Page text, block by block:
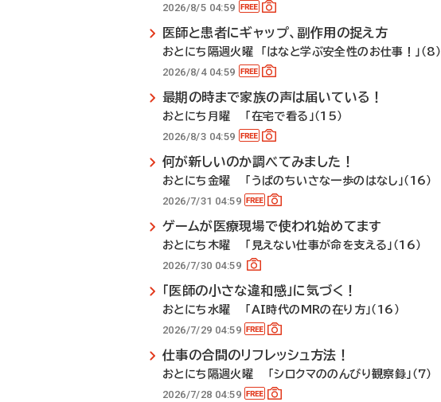
2026/8/5 04:59
医師と患者にギャップ、副作用の捉え方
おとにち隔週火曜 「はなと学ぶ安全性のお仕事！」（8）
2026/8/4 04:59
最期の時まで家族の声は届いている！
おとにち月曜 「在宅で看る」（15）
2026/8/3 04:59
何が新しいのか調べてみました！
おとにち金曜 「うぱのちいさな一歩のはなし」（16）
2026/7/31 04:59
ゲームが医療現場で使われ始めてます
おとにち木曜 「見えない仕事が命を支える」（16）
2026/7/30 04:59
「医師の小さな違和感」に気づく！
おとにち水曜 「AI時代のMRの在り方」（16）
2026/7/29 04:59
仕事の合間のリフレッシュ方法！
おとにち隔週火曜 「シロクマののんびり観察録」（7）
2026/7/28 04:59